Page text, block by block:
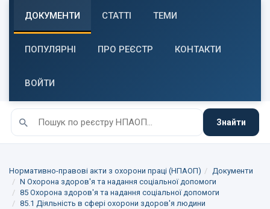
ДОКУМЕНТИ СТАТТІ ТЕМИ
ПОПУЛЯРНІ ПРО РЕЄСТР КОНТАКТИ
ВОЙТИ
Знайти
Нормативно-правові акти з охорони праці (НПАОП)
Документи
N Охорона здоров'я та надання соціальної допомоги
85 Охорона здоров'я та надання соціальної допомоги
85.1 Діяльність в сфері охорони здоров'я людини